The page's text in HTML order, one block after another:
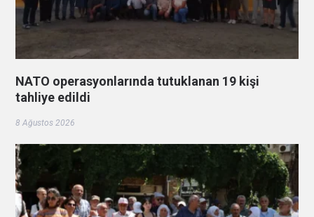
NATO operasyonlarında tutuklanan 19 kişi
tahliye edildi
8 Ağustos 2026